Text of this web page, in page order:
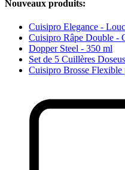
Nouveaux produits:
Cuisipro Elegance -
Cuisipro Râpe Double -
Dopper Steel - 350 ml
Set de 5 Cuillères
Cuisipro Brosse